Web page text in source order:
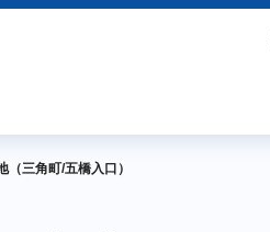
（三角町/五橋入口）